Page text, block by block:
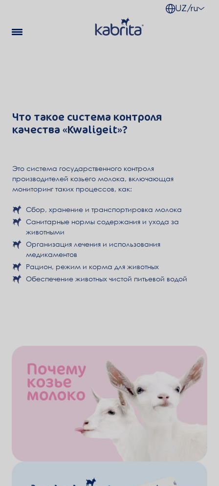
UZ/ru
Что такое система контроля
качества «Kwaligeit»?
Это система государственного контроля
производителей козьего молока, включающая
мониторинг таких процессов, как:
Сбор, хранение и транспортировка молока
Санитарные нормы содержания и ухода за
животными
Организация лечения и использования
медикаментов
Рацион, режим и корма для животных
Обеспечение животных чистой питьевой водой